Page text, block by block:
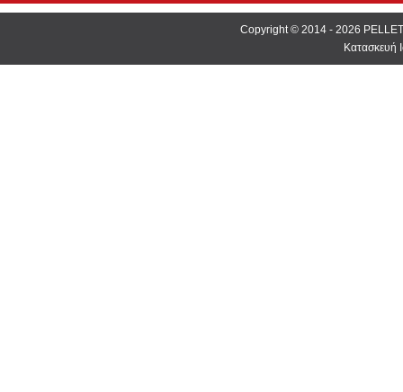
Copyright © 2014 - 2026
Κατασκευή